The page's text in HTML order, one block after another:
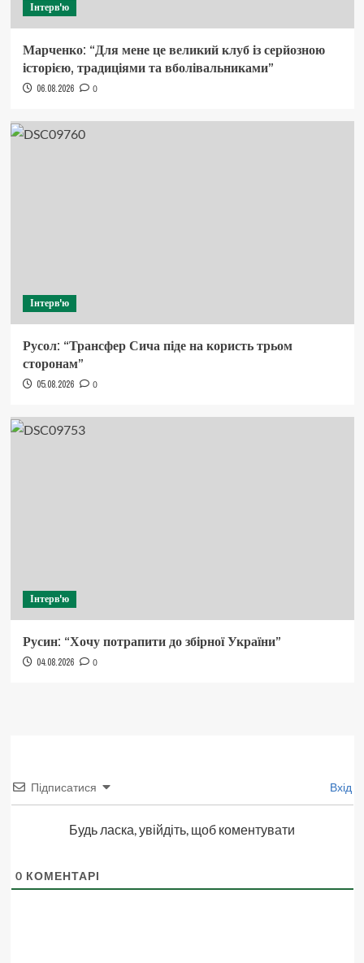
Інтерв'ю
Марченко: “Для мене це великий клуб із серйозною
історією, традиціями та вболівальниками”
06.08.2026 0
Інтерв'ю
Русол: “Трансфер Сича піде на користь трьом
сторонам”
05.08.2026 0
Інтерв'ю
Русин: “Хочу потрапити до збірної України”
04.08.2026 0
Підписатися Вхід
Будь ласка, увійдіть, щоб коментувати
0 КОМЕНТАРІ